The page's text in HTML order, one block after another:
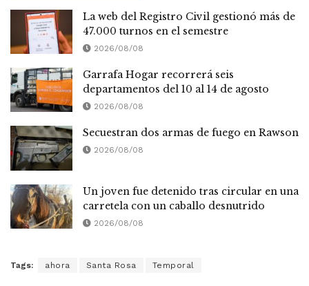
La web del Registro Civil gestionó más de
47.000 turnos en el semestre
2026/08/08
Garrafa Hogar recorrerá seis
departamentos del 10 al 14 de agosto
2026/08/08
Secuestran dos armas de fuego en Rawson
2026/08/08
Un joven fue detenido tras circular en una
carretela con un caballo desnutrido
2026/08/08
Tags: ahora Santa Rosa Temporal